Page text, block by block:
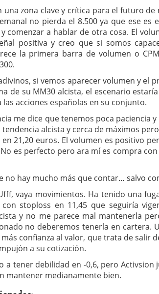
una zona clave y crítica para el futuro de
no pierda el 8.500 ya que ese es
comenzar a hablar de otra cosa. El
positiva y creo que si somos
la primera barra de volumen o
si vemos aparecer volumen y el
de su MM30 alcista, el escenario
acciones españolas en su conjunto.
me dice que tenemos poca paciencia y
alcista y cerca de máximos
21,20 euros. El volumen es positivo
es perfecto pero ara mí es compra
no hay mucho más que contar… salvo
vaya movimientos. Ha tenido una
stoploss en 11,45 que seguiría
y no me parece mal mantenerla
no deberemos tenerla en cartera.
confianza al valor, que trata de salir
a su cotización.
a tener debilidad en -0,6, pero Activsion
mantener medianamente bien.